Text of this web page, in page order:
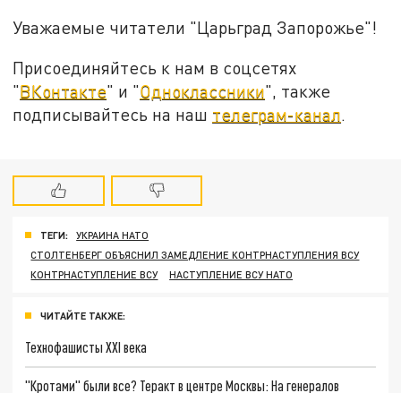
Уважаемые читатели "Царьград Запорожье"!
Присоединяйтесь к нам в соцсетях
"ВКонтакте" и "Одноклассники", также
подписывайтесь на наш телеграм-канал.
ТЕГИ:
УКРАИНА НАТО
СТОЛТЕНБЕРГ ОБЪЯСНИЛ ЗАМЕДЛЕНИЕ КОНТРНАСТУПЛЕНИЯ ВСУ
КОНТРНАСТУПЛЕНИЕ ВСУ
НАСТУПЛЕНИЕ ВСУ НАТО
ЧИТАЙТЕ ТАКЖЕ:
Технофашисты XXI века
"Кротами" были все? Теракт в центре Москвы: На генералов